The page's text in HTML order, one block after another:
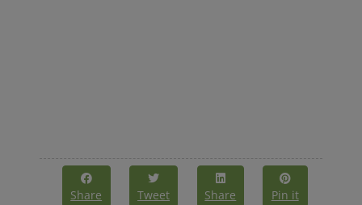
Share Tweet Share Pin it